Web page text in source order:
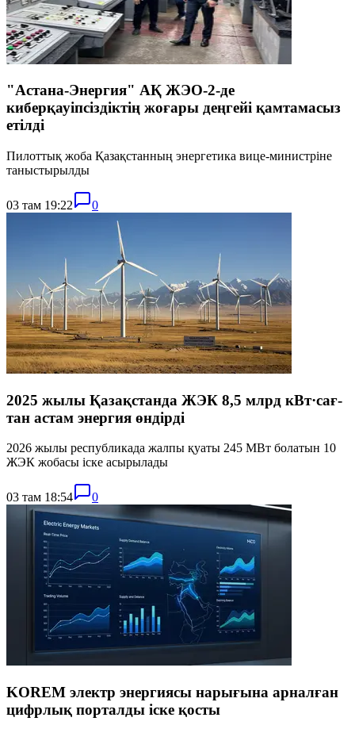
"Астана-Энергия" АҚ ЖЭО-2-де
киберқауіпсіздіктің жоғары деңгейі қамтамасыз
етілді
Пилоттық жоба Қазақстанның энергетика вице-министріне
таныстырылды
03 там 19:22 0
2025 жылы Қазақстанда ЖЭК 8,5 млрд кВт·сағ-
тан астам энергия өндірді
2026 жылы республикада жалпы қуаты 245 МВт болатын 10
ЖЭК жобасы іске асырылады
03 там 18:54 0
KOREM электр энергиясы нарығына арналған
цифрлық порталды іске қосты